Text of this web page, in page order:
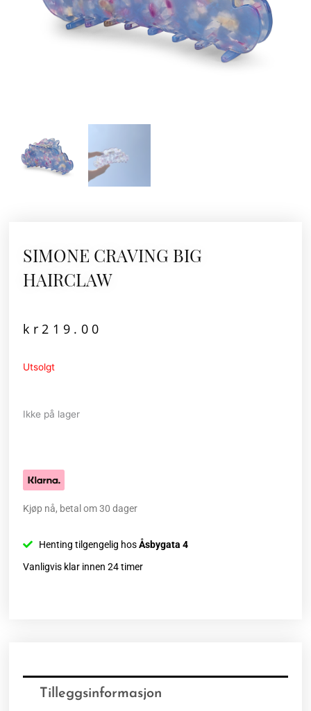
SIMONE CRAVING BIG
HAIRCLAW
kr 219.00
Utsolgt
Ikke på lager
Kjøp nå, betal om 30 dager
Henting tilgengelig hosÅsbygata 4
Vanligvis klar innen 24 timer
Tilleggsinformasjon